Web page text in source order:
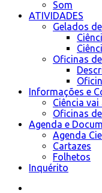
Som
ATIVIDADES
Gelados
Oficinas
Informações e
Ciência vai
Oficinas
Agenda e
Agenda
Cartazes
Folhetos
Inquérito